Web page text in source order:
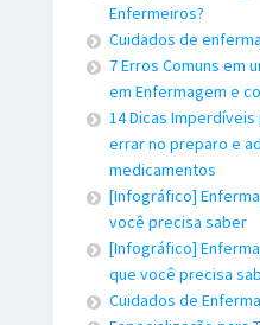
Enfermeiros?
Cuidados de
7 Erros Comuns em
em Enfermagem e
14 Dicas
errar no preparo e
medicamentos
[Infográfico]
você precisa saber
[Infográfico]
que você precisa
Cuidados de